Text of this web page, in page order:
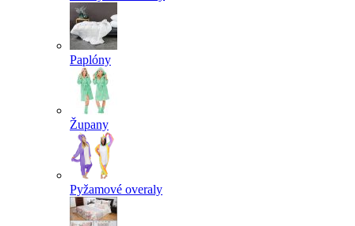
Paplóny
Župany
Pyžamové overaly